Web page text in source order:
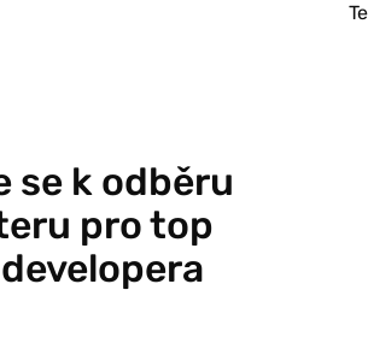
se k odběru
pro top